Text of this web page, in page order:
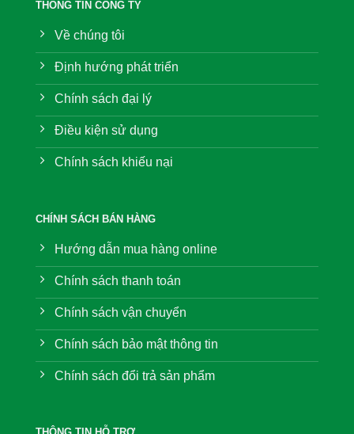
THÔNG TIN CÔNG TY
Về chúng tôi
Định hướng phát triển
Chính sách đại lý
Điều kiện sử dụng
Chính sách khiếu nại
CHÍNH SÁCH BÁN HÀNG
Hướng dẫn mua hàng online
Chính sách thanh toán
Chính sách vận chuyển
Chính sách bảo mật thông tin
Chính sách đổi trả sản phẩm